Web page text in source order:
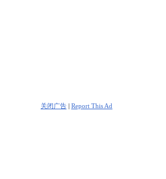
关闭广告 | Report This Ad